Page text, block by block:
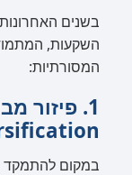
בשנים
השקעות,
המסורתיות:
במקום להתמקד